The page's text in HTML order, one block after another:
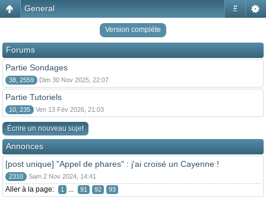
#
General
Version compléte
Forums
Partie Sondages
38, 2559 Dim 30 Nov 2025, 22:07
Partie Tutoriels
10, 235 Ven 13 Fév 2026, 21:03
Écrire un nouveau sujet
Annonces
[post unique] "Appel de phares" : j'ai croisé un Cayenne !
2310 Sam 2 Nov 2024, 14:41
Aller à la page: 1 ... 91 92 93